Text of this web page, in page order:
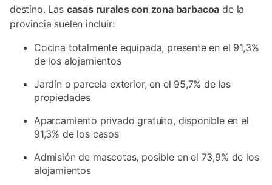
destino. Las casas rurales con zona barbacoa de la
provincia suelen incluir:
Cocina totalmente equipada, presente en el 91,3%
de los alojamientos
Jardín o parcela exterior, en el 95,7% de las
propiedades
Aparcamiento privado gratuito, disponible en el
91,3% de los casos
Admisión de mascotas, posible en el 73,9% de los
alojamientos